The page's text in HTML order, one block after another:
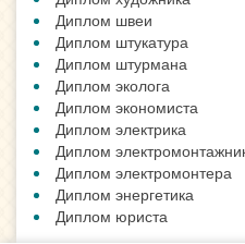
Диплом швеи
Диплом штукатура
Диплом штурмана
Диплом эколога
Диплом экономиста
Диплом электрика
Диплом
Диплом электромонтера
Диплом энергетика
Диплом юриста